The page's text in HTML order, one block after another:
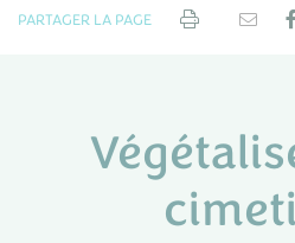
PARTAGER LA PAGE